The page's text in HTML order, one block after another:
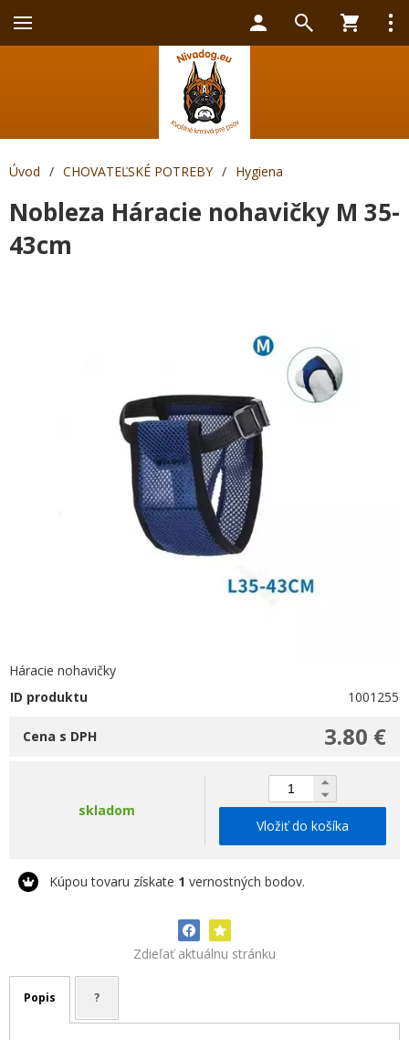
Úvod / CHOVATEĽSKÉ POTREBY / Hygiena
Nobleza Háracie nohavičky M 35-
43cm
Háracie nohavičky
ID produktu
1001255
3.80 €
Cena s DPH
skladom
Vložiť do košíka
Kúpou tovaru získate 1 vernostných bodov.
Zdieľať aktuálnu stránku
Popis ?